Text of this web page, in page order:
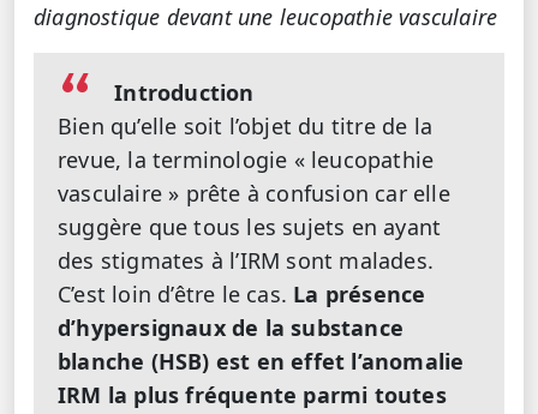
diagnostique devant une leucopathie vasculaire
Introduction
Bien qu’elle soit l’objet du titre de la
revue, la terminologie « leucopathie
vasculaire » prête à confusion car elle
suggère que tous les sujets en ayant
des stigmates à l’IRM sont malades.
C’est loin d’être le cas. La présence
d’hypersignaux de la substance
blanche (HSB) est en effet l’anomalie
IRM la plus fréquente parmi toutes